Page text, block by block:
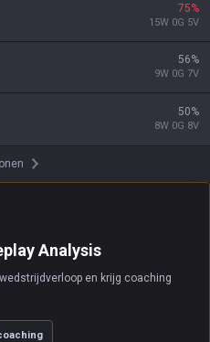
75%
15W 0G 5V
56%
9W 0G 7V
50%
8W 0G 8V
Analysis
en krijg coaching